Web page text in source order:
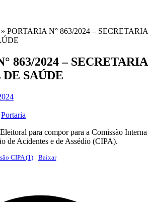
» PORTARIA N° 863/2024 – SECRETARIA
863/2024 – SECRETARIA
SAÚDE
Portaria
para compor para a Comissão Interna
de Acidentes e de Assédio (CIPA).
CIPA (1) Baixar